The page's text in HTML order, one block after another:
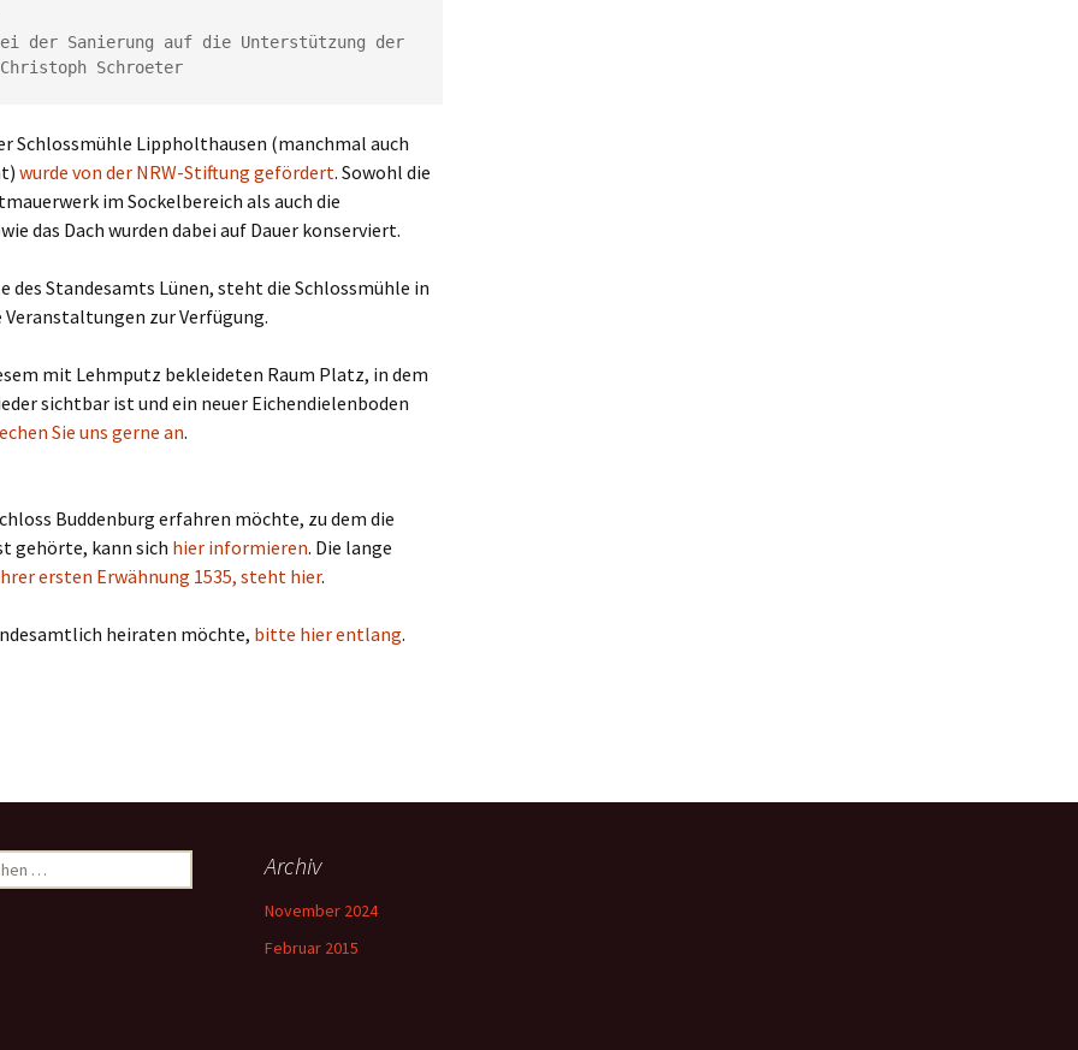
der Sanierung auf die Unterstützung der
Schroeter
Schlossmühle Lippholthausen (manchmal auch
wurde von der NRW-Stiftung gefördert. Sowohl die
im Sockelbereich als auch die
das Dach wurden dabei auf Dauer konserviert.
des Standesamts Lünen, steht die Schlossmühle in
zur Verfügung.
mit Lehmputz bekleideten Raum Platz, in dem
sichtbar ist und ein neuer Eichendielenboden
Sie uns gerne an.
Buddenburg erfahren möchte, zu dem die
gehörte, kann sich hier informieren. Die lange
ersten Erwähnung 1535, steht hier.
heiraten möchte, bitte hier entlang.
Archiv
November 2024
Februar 2015